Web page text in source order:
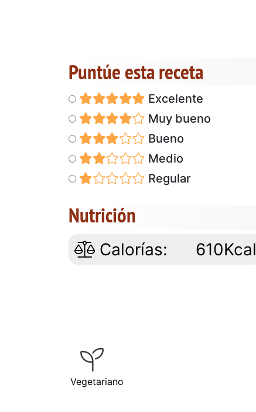
Puntúe esta receta
Excelente
Muy bueno
Bueno
Medio
Regular
Nutrición
Calorías: 610Kcal
Vegetariano